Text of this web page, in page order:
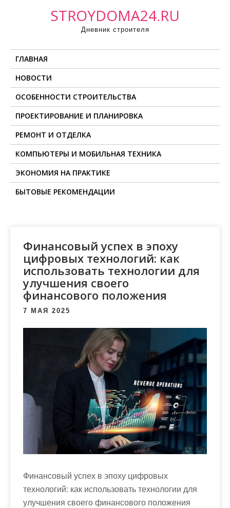
STROYDOMA24.RU
Дневник строителя
ГЛАВНАЯ
НОВОСТИ
ОСОБЕННОСТИ СТРОИТЕЛЬСТВА
ПРОЕКТИРОВАНИЕ И ПЛАНИРОВКА
РЕМОНТ И ОТДЕЛКА
КОМПЬЮТЕРЫ И МОБИЛЬНАЯ ТЕХНИКА
ЭКОНОМИЯ НА ПРАКТИКЕ
БЫТОВЫЕ РЕКОМЕНДАЦИИ
Финансовый успех в эпоху
цифровых технологий: как
использовать технологии для
улучшения своего
финансового положения
7 МАЯ 2025
Финансовый успех в эпоху цифровых
технологий: как использовать технологии для
улучшения своего финансового положения